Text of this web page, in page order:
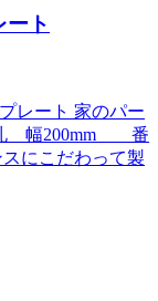
ト
レート 家のパー
札 幅200mm 番
にこだわって製